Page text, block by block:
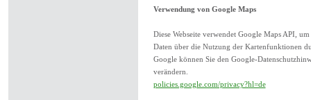
Verwendung von Google Maps
Diese Webseite verwendet Google Maps API,
Daten über die Nutzung der Kartenfunktionen
Google können Sie den Google-
verändern.
policies.google.com/privacy?hl=de